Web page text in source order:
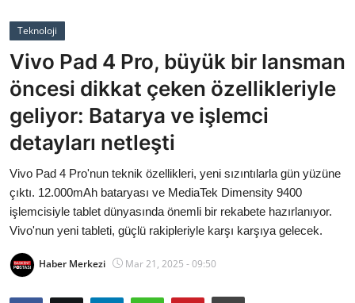
Cumhurbaşkanlığı
Bakanlıklar
Siyasi Partiler
Mülki İdare
Toplum ve Yaşam
Sivil Toplum Kuruluşları
Kamu Kurumları ve Üst Kurullar
Teknoloji
Vivo Pad 4 Pro, büyük bir lansman
öncesi dikkat çeken özellikleriyle
geliyor: Batarya ve işlemci
detayları netleşti
Vivo Pad 4 Pro'nun teknik özellikleri, yeni sızıntılarla gün yüzüne
çıktı. 12.000mAh bataryası ve MediaTek Dimensity 9400
işlemcisiyle tablet dünyasında önemli bir rekabete hazırlanıyor.
Vivo'nun yeni tableti, güçlü rakipleriyle karşı karşıya gelecek.
Haber Merkezi Mar 21, 2025 - 09:50